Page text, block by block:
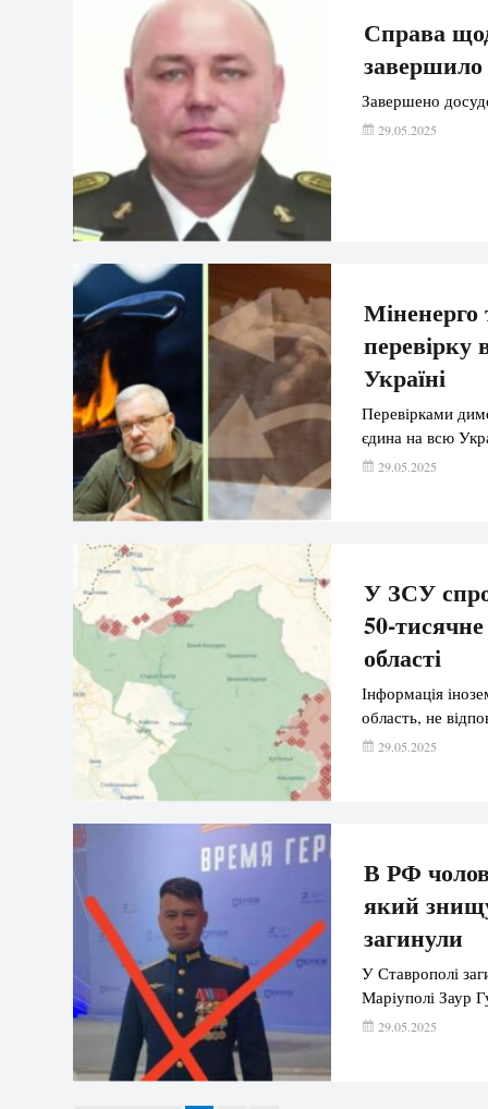
Справа
завершило
Завершено
29.05.2025
перевірку
Україні
Перевірками
єдина на всю
29.05.2025
У ЗСУ
50-
області
Інформація
область, не
29.05.2025
В РФ
який
загинули
У Ставрополі
Маріуполі Заур
29.05.2025